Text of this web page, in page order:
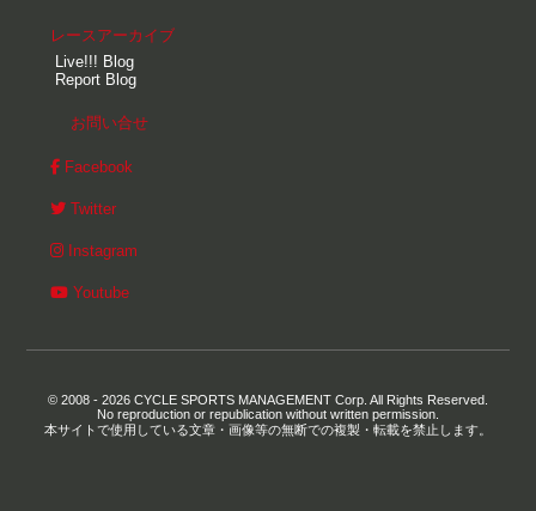
レースアーカイブ
Live!!! Blog
Report Blog
お問い合せ
Facebook
Twitter
Instagram
Youtube
© 2008 - 2026 CYCLE SPORTS MANAGEMENT Corp. All Rights Reserved.
No reproduction or republication without written permission.
本サイトで使用している文章・画像等の無断での複製・転載を禁止します。